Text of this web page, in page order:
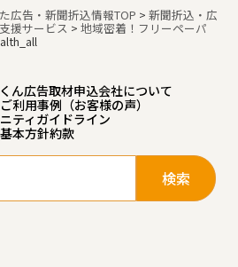
広告・新聞折込情報TOP >新聞折込・広
援サービス >地域密着！フリーペーパ
ん広告取材申込会社について
利用事例（お客様の声）
ティガイドライン
本方針約款